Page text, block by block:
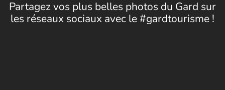
Partagez vos plus belles photos du Gard sur
les réseaux sociaux avec le #gardtourisme !